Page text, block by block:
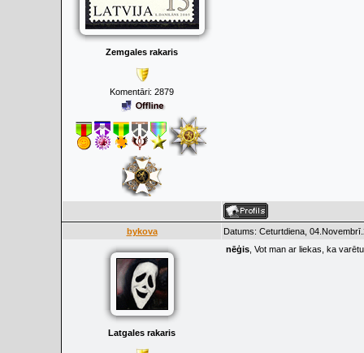
Zemgales rakaris
Komentāri: 2879
bykova Datums: Ceturtdiena,
Latgales rakaris
nēģis , Vot man ar liekas, ka